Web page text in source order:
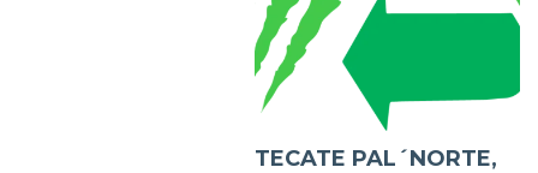
TECATE PAL´NORTE,